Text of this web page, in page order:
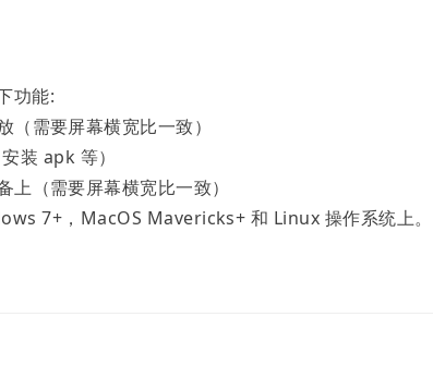
功能:
需要屏幕横宽比一致）
装 apk 等）
（需要屏幕横宽比一致）
7+，MacOS Mavericks+ 和 Linux 操作系统上